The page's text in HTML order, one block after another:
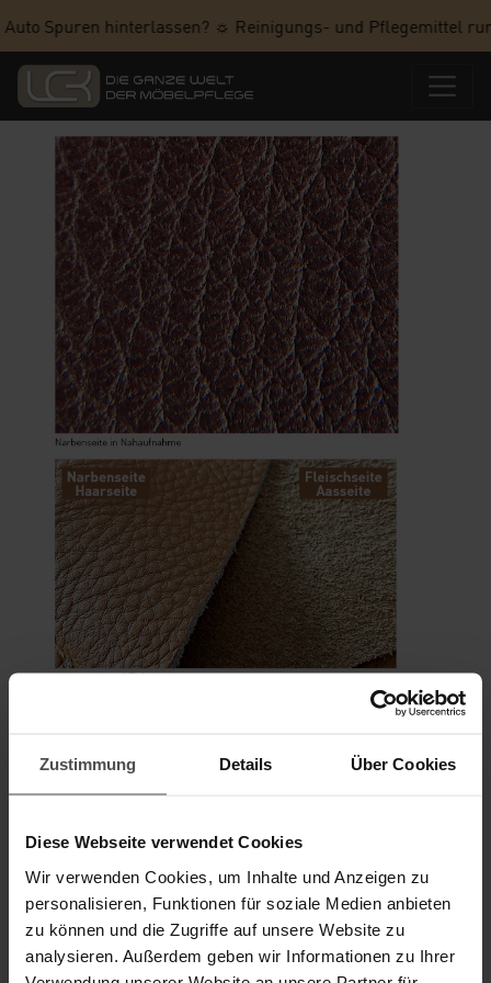
Zustimmung Details Über Cookies
Diese Webseite verwendet Cookies
Wir verwenden Cookies, um Inhalte und Anzeigen zu
personalisieren, Funktionen für soziale Medien anbieten
zu können und die Zugriffe auf unsere Website zu
analysieren. Außerdem geben wir Informationen zu Ihrer
Spuren hinterlassen? ☼ Reinigungs- und Pflegemittel
Seite der Haut, aus der die Haare des Tieres wachsen.
Bei Leder ist das erkennbar an den Haarporen, die je
nach Qualität des Leders noch gut zu sehen sind. Die
Haarseite ist die hochwertigere und nach der
Weiterverarbeitung teuerere Seite der Haut. Das